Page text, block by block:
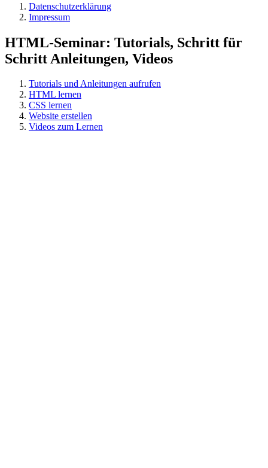
Datenschutzerklärung
Impressum
HTML-Seminar: Tutorials, Schritt für
Schritt Anleitungen, Videos
Tutorials und Anleitungen aufrufen
HTML lernen
CSS lernen
Website erstellen
Videos zum Lernen